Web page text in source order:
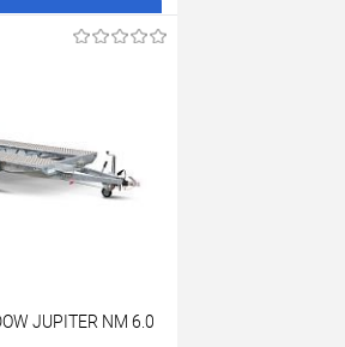
В наявності
JUPITER NM 6.0